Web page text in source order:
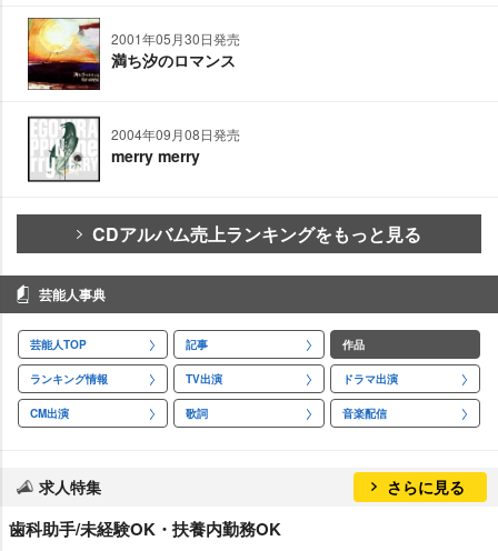
2001年05月30日発売
満ち汐のロマンス
2004年09月08日発売
merry merry
CDアルバム売上ランキングをもっと見る
芸能人事典
芸能人TOP 記事 作品
ランキング情報 TV出演 ドラマ出演
CM出演 歌詞 音楽配信
求人特集 さらに見る
歯科助手/未経験OK・扶養内勤務OK